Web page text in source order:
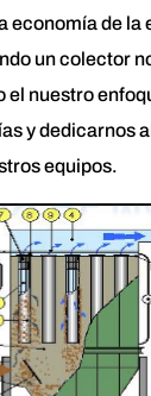
economía de la
un colector
el nuestro
y dedicarnos
equipos.